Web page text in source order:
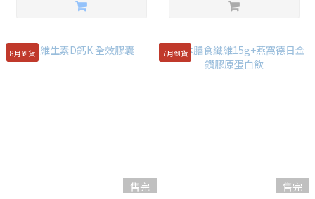
8月到貨
售完
7月到貨
售完